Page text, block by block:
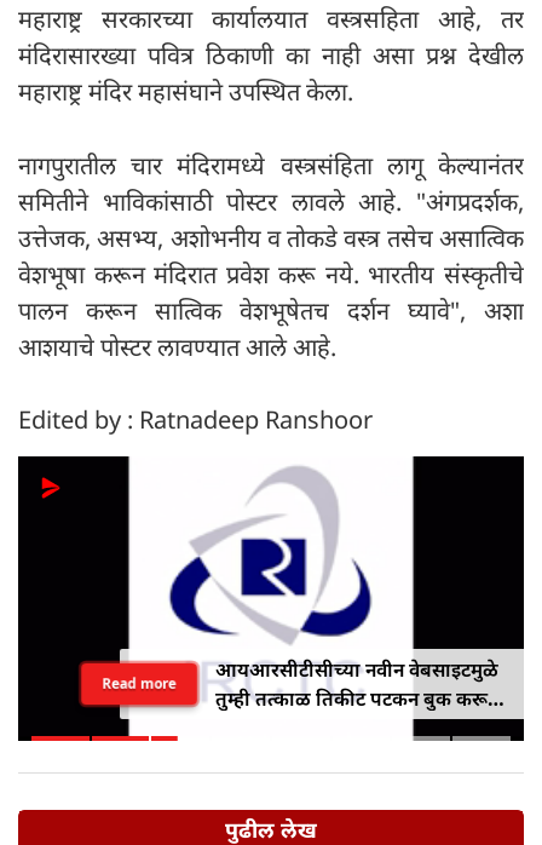
महाराष्ट्र सरकारच्या कार्यालयात वस्त्रसहिता आहे, तर
मंदिरासारख्या पवित्र ठिकाणी का नाही असा प्रश्न देखील
महाराष्ट्र मंदिर महासंघाने उपस्थित केला.
नागपुरातील चार मंदिरामध्ये वस्त्रसंहिता लागू केल्यानंतर
समितीने भाविकांसाठी पोस्टर लावले आहे. "अंगप्रदर्शक,
उत्तेजक, असभ्य, अशोभनीय व तोकडे वस्त्र तसेच असात्विक
वेशभूषा करून मंदिरात प्रवेश करू नये. भारतीय संस्कृतीचे
पालन करून सात्विक वेशभूषेतच दर्शन घ्यावे", अशा
आशयाचे पोस्टर लावण्यात आले आहे.
Edited by : Ratnadeep Ranshoor
आयआरसीटीसीच्या नवीन वेबसाइटमुळे
तुम्ही तत्काळ तिकीट पटकन बुक करू
Read more
पुढील लेख